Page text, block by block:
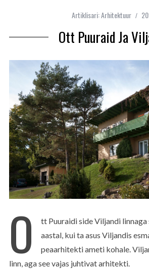
Artiklisari: Arhitektuur
Ott Puuraid Ja
O
tt Puuraidi side Viljandi linnaga
aastal, kui ta asus Viljandis
peaarhitekti ameti kohale.
linn, aga see vajas juhtivat arhitekti.